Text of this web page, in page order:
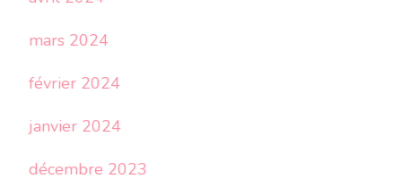
mars 2024
février 2024
janvier 2024
décembre 2023